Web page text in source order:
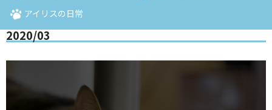
アイリスの日常
2020/03